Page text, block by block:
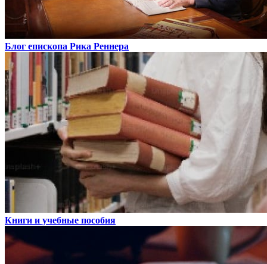
Блог епископа Рика Реннера
Книги и учебные пособия